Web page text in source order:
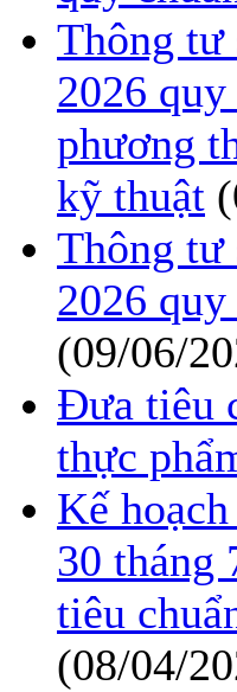
Thông tư
2026
phương
kỹ thuật
Thông tư
2026
(09/06/
Đưa tiêu
thực
Kế
30 tháng
tiêu
(08/04/